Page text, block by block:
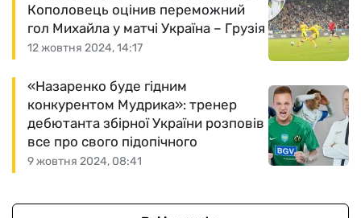
12 жовтня 2024, 14:17
Кополовець оцінив переможний
гол Михайла у матчі Україна – Грузія
9 жовтня 2024, 08:41
«Назаренко буде гідним
конкурентом Мудрика»: тренер
дебютанта збірної України розповів
все про свого підопічного